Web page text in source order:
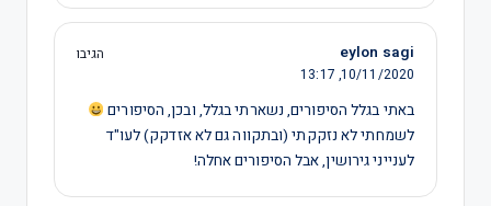
eylon sagi
הגיבו
10/11/2020,
13:17
באתי בגלל הסיפורים, נשארתי בגלל, ובכן, הסיפורים
לשמחתי לא נזקקתי (ובתקווה גם לא אזדקק) לעו"ד
לענייני גירושין, אבל הסיפורים אחלה!